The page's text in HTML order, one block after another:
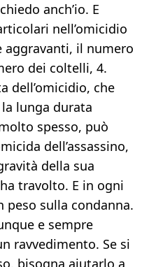
anch’io. E
nell’omicidio
aggravanti, il numero
dei coltelli, 4.
dell’omicidio, che
la lunga durata
spesso, può
dell’assassino,
della sua
travolto. E in ogni
peso sulla condanna.
e sempre
ravvedimento. Se si
bisogna aiutarlo a